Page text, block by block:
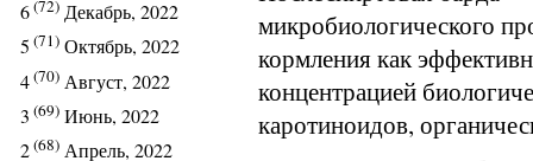
6(72) Декабрь, 2022
5 (71) Октябрь, 2022
4(70) Август, 2022
3 (69) Июнь, 2022
2(68) Апрель, 2022
микробиологического
кормления как
концентрацией
каротиноидов,